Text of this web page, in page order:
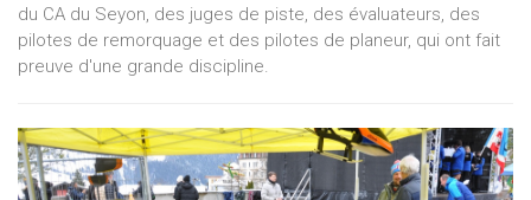
du CA du Seyon, des juges de piste, des évaluateurs, des
pilotes de remorquage et des pilotes de planeur, qui ont fait
preuve d'une grande discipline.